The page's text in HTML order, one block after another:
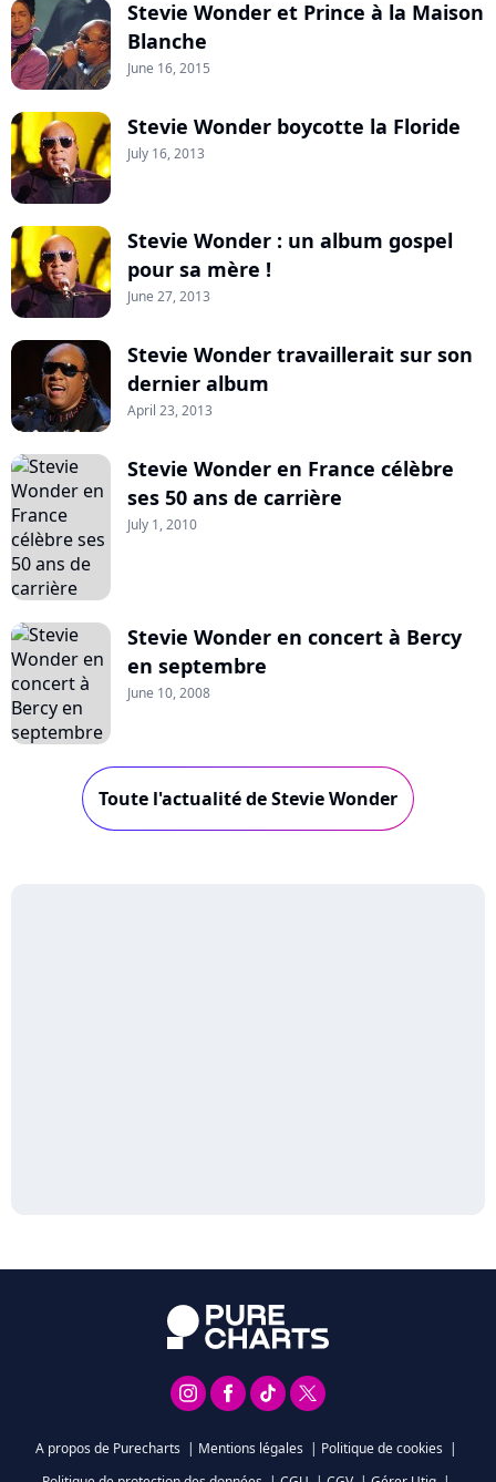
Stevie Wonder et Prince à la Maison
Blanche
June 16, 2015
Stevie Wonder boycotte la Floride
July 16, 2013
Stevie Wonder : un album gospel
pour sa mère !
June 27, 2013
Stevie Wonder travaillerait sur son
dernier album
April 23, 2013
Stevie Wonder en France célèbre
ses 50 ans de carrière
July 1, 2010
Stevie Wonder en concert à Bercy
en septembre
June 10, 2008
Toute l'actualité de Stevie Wonder
A propos de Purecharts | Mentions légales | Politique de cookies |